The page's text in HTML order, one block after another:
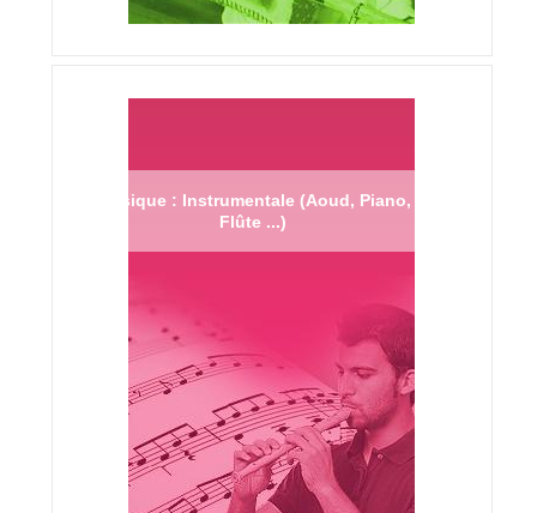
Musique : Instrumentale (Aoud, Piano,
Flûte ...)